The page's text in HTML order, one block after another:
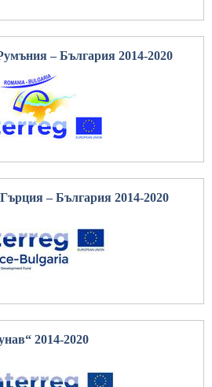
– България 2014-2020
– България 2014-2020
2014-2020